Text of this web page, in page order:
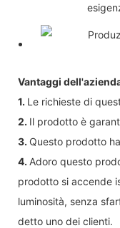
Vantaggi
1. Le richieste di
2. Il prodotto è
3. Questo prodotto
4. Adoro questo
prodotto si accende
luminosità, senza
detto uno dei clienti.